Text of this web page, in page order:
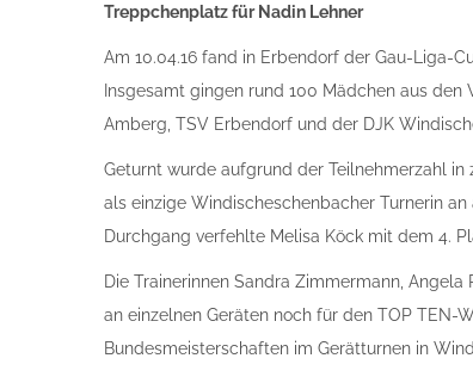
Treppchenplatz für Nadin Lehner
Am 10.04.16 fand in Erbendorf der Gau-Liga-
Insgesamt gingen rund 100 Mädchen aus den
Amberg, TSV Erbendorf und der DJK
Geturnt wurde aufgrund der Teilnehmerzahl
als einzige Windischeschenbacher Turnerin
Durchgang verfehlte Melisa Köck mit dem 4.
Die Trainerinnen Sandra Zimmermann,
an einzelnen Geräten noch für den TOP
Bundesmeisterschaften im Gerätturnen in